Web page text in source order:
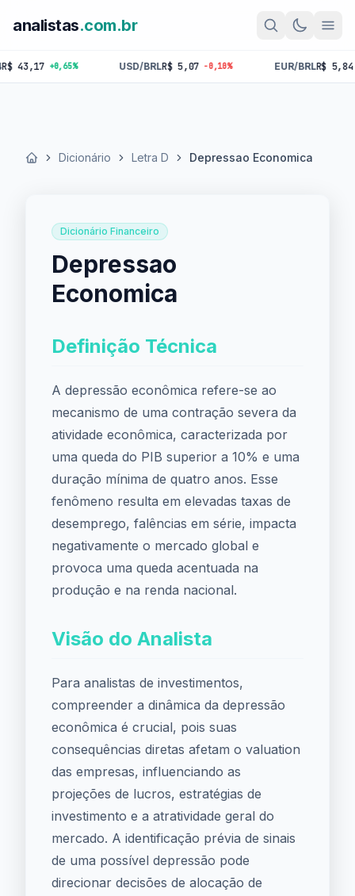
analistas.com.br
+0,65% USD/BRLR$ 5,07 -0,10% EUR/BRLR$ 5,84 -
Início Dicionário Letra D Depressao Economica
Dicionário Financeiro
Depressao
Economica
Definição Técnica
A depressão econômica refere-se ao
mecanismo de uma contração severa da
atividade econômica, caracterizada por
uma queda do PIB superior a 10% e uma
duração mínima de quatro anos. Esse
fenômeno resulta em elevadas taxas de
desemprego, falências em série, impacta
negativamente o mercado global e
provoca uma queda acentuada na
produção e na renda nacional.
Visão do Analista
Para analistas de investimentos,
compreender a dinâmica da depressão
econômica é crucial, pois suas
consequências diretas afetam o valuation
das empresas, influenciando as
projeções de lucros, estratégias de
investimento e a atratividade geral do
mercado. A identificação prévia de sinais
de uma possível depressão pode
direcionar decisões de alocação de